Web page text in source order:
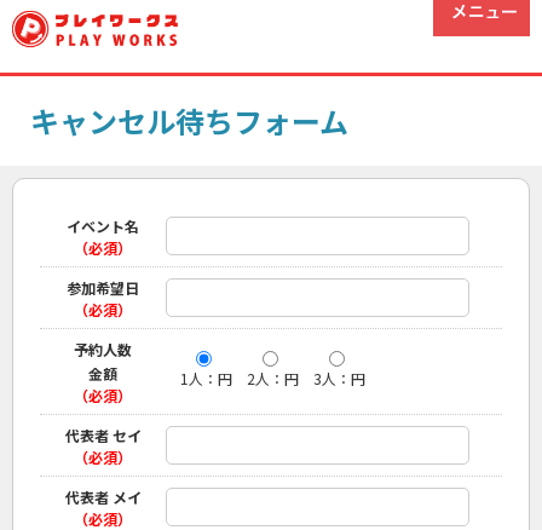
キャンセル待ちフォーム
イベント名
（必須）
参加希望日
（必須）
予約人数
金額
（必須）
1人：円 2人：円 3人：円
代表者 セイ
（必須）
代表者 メイ
（必須）